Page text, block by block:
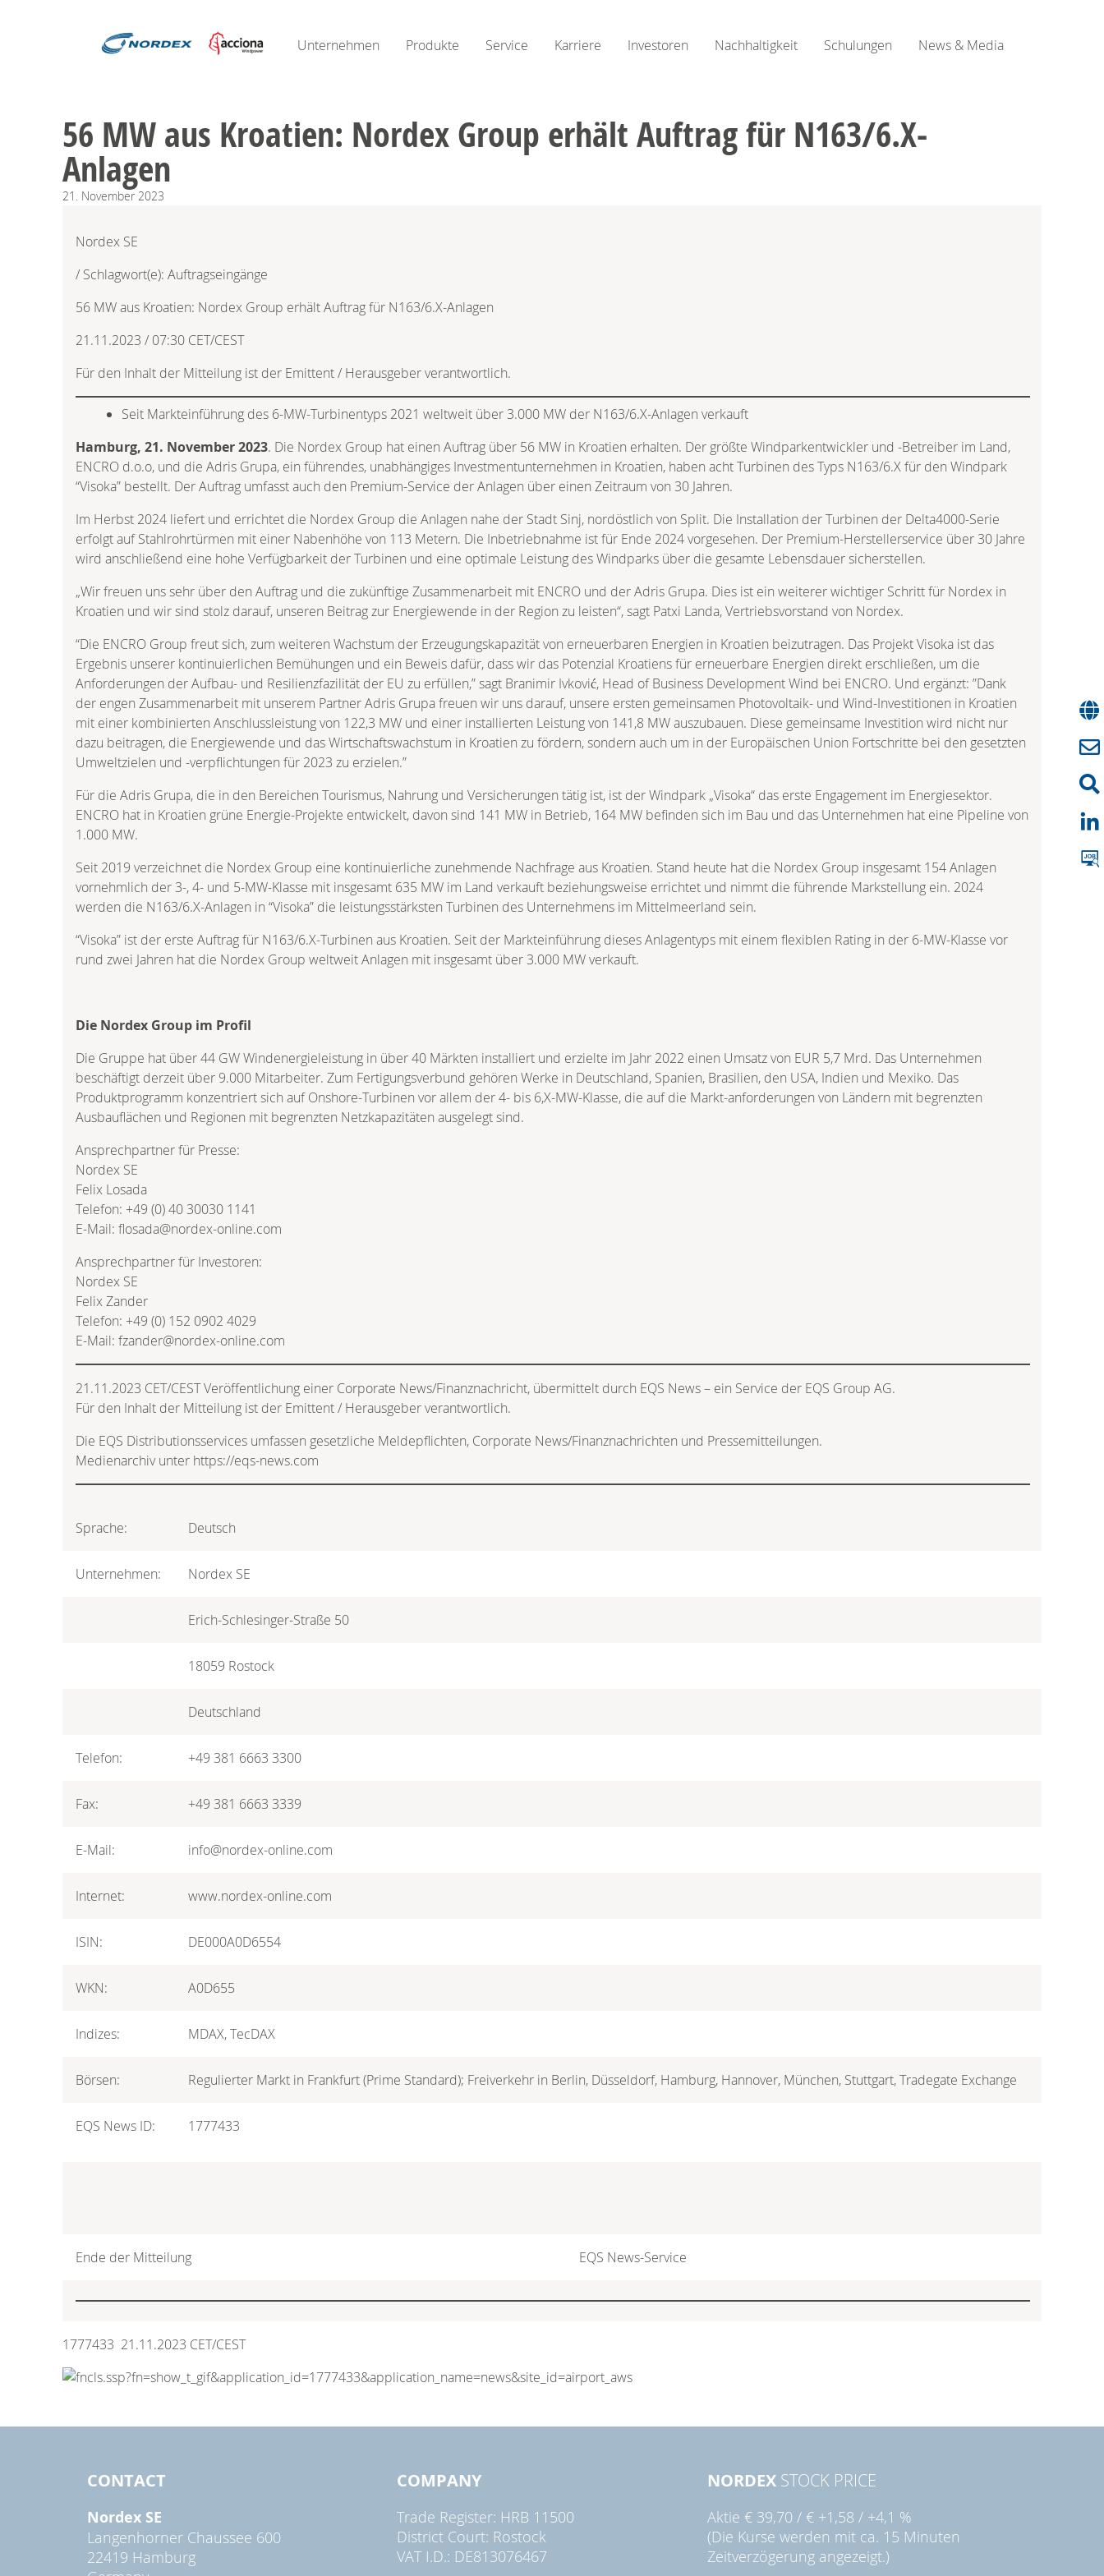
Unternehmen Produkte Service Karriere Investoren Nachhaltigkeit Schulungen News & Media
56 MW aus Kroatien: Nordex Group erhält Auftrag für N163/6.X-
Anlagen
21. November 2023
Nordex SE
/ Schlagwort(e): Auftragseingänge
56 MW aus Kroatien: Nordex Group erhält Auftrag für N163/6.X-Anlagen
21.11.2023 / 07:30 CET/CEST
Für den Inhalt der Mitteilung ist der Emittent / Herausgeber verantwortlich.
Seit Markteinführung des 6-MW-Turbinentyps 2021 weltweit über 3.000 MW der N163/6.X-Anlagen verkauft
Hamburg, 21. November 2023. Die Nordex Group hat einen Auftrag über 56 MW in Kroatien erhalten. Der größte Windparkentwickler und -Betreiber im Land,
ENCRO d.o.o, und die Adris Grupa, ein führendes, unabhängiges Investmentunternehmen in Kroatien, haben acht Turbinen des Typs N163/6.X für den Windpark
“Visoka” bestellt. Der Auftrag umfasst auch den Premium-Service der Anlagen über einen Zeitraum von 30 Jahren.
Im Herbst 2024 liefert und errichtet die Nordex Group die Anlagen nahe der Stadt Sinj, nordöstlich von Split. Die Installation der Turbinen der Delta4000-Serie
erfolgt auf Stahlrohrtürmen mit einer Nabenhöhe von 113 Metern. Die Inbetriebnahme ist für Ende 2024 vorgesehen. Der Premium-Herstellerservice über 30 Jahre
wird anschließend eine hohe Verfügbarkeit der Turbinen und eine optimale Leistung des Windparks über die gesamte Lebensdauer sicherstellen.
„Wir freuen uns sehr über den Auftrag und die zukünftige Zusammenarbeit mit ENCRO und der Adris Grupa. Dies ist ein weiterer wichtiger Schritt für Nordex in
Kroatien und wir sind stolz darauf, unseren Beitrag zur Energiewende in der Region zu leisten“, sagt Patxi Landa, Vertriebsvorstand von Nordex.
“Die ENCRO Group freut sich, zum weiteren Wachstum der Erzeugungskapazität von erneuerbaren Energien in Kroatien beizutragen. Das Projekt Visoka ist das
Ergebnis unserer kontinuierlichen Bemühungen und ein Beweis dafür, dass wir das Potenzial Kroatiens für erneuerbare Energien direkt erschließen, um die
Anforderungen der Aufbau- und Resilienzfazilität der EU zu erfüllen,” sagt Branimir Ivković, Head of Business Development Wind bei ENCRO. Und ergänzt: ”Dank
der engen Zusammenarbeit mit unserem Partner Adris Grupa freuen wir uns darauf, unsere ersten gemeinsamen Photovoltaik- und Wind-Investitionen in Kroatien
mit einer kombinierten Anschlussleistung von 122,3 MW und einer installierten Leistung von 141,8 MW auszubauen. Diese gemeinsame Investition wird nicht nur
dazu beitragen, die Energiewende und das Wirtschaftswachstum in Kroatien zu fördern, sondern auch um in der Europäischen Union Fortschritte bei den gesetzten
Umweltzielen und -verpflichtungen für 2023 zu erzielen.”
Für die Adris Grupa, die in den Bereichen Tourismus, Nahrung und Versicherungen tätig ist, ist der Windpark „Visoka“ das erste Engagement im Energiesektor.
ENCRO hat in Kroatien grüne Energie-Projekte entwickelt, davon sind 141 MW in Betrieb, 164 MW befinden sich im Bau und das Unternehmen hat eine Pipeline von
1.000 MW.
Seit 2019 verzeichnet die Nordex Group eine kontinuierliche zunehmende Nachfrage aus Kroatien. Stand heute hat die Nordex Group insgesamt 154 Anlagen
vornehmlich der 3-, 4- und 5-MW-Klasse mit insgesamt 635 MW im Land verkauft beziehungsweise errichtet und nimmt die führende Markstellung ein. 2024
werden die N163/6.X-Anlagen in “Visoka” die leistungsstärksten Turbinen des Unternehmens im Mittelmeerland sein.
“Visoka” ist der erste Auftrag für N163/6.X-Turbinen aus Kroatien. Seit der Markteinführung dieses Anlagentyps mit einem flexiblen Rating in der 6-MW-Klasse vor
rund zwei Jahren hat die Nordex Group weltweit Anlagen mit insgesamt über 3.000 MW verkauft.
Die Nordex Group im Profil
Die Gruppe hat über 44 GW Windenergieleistung in über 40 Märkten installiert und erzielte im Jahr 2022 einen Umsatz von EUR 5,7 Mrd. Das Unternehmen
beschäftigt derzeit über 9.000 Mitarbeiter. Zum Fertigungsverbund gehören Werke in Deutschland, Spanien, Brasilien, den USA, Indien und Mexiko. Das
Produktprogramm konzentriert sich auf Onshore-Turbinen vor allem der 4- bis 6,X-MW-Klasse, die auf die Markt-anforderungen von Ländern mit begrenzten
Ausbauflächen und Regionen mit begrenzten Netzkapazitäten ausgelegt sind.
Ansprechpartner für Presse:
Nordex SE
Felix Losada
Telefon: +49 (0) 40 30030 1141
E-Mail: flosada@nordex-online.com
Ansprechpartner für Investoren:
Nordex SE
Felix Zander
Telefon: +49 (0) 152 0902 4029
E-Mail: fzander@nordex-online.com
21.11.2023 CET/CEST Veröffentlichung einer Corporate News/Finanznachricht, übermittelt durch EQS News – ein Service der EQS Group AG.
Für den Inhalt der Mitteilung ist der Emittent / Herausgeber verantwortlich.
Die EQS Distributionsservices umfassen gesetzliche Meldepflichten, Corporate News/Finanznachrichten und Pressemitteilungen.
Medienarchiv unter https://eqs-news.com
Sprache: Deutsch
Unternehmen: Nordex SE
Erich-Schlesinger-Straße 50
18059 Rostock
Deutschland
Telefon: +49 381 6663 3300
Fax: +49 381 6663 3339
E-Mail: info@nordex-online.com
Internet: www.nordex-online.com
ISIN: DE000A0D6554
WKN: A0D655
Indizes: MDAX, TecDAX
Börsen: Regulierter Markt in Frankfurt (Prime Standard); Freiverkehr in Berlin, Düsseldorf, Hamburg, Hannover, München, Stuttgart, Tradegate Exchange
EQS News ID: 1777433
Ende der Mitteilung EQS News-Service
1777433 21.11.2023 CET/CEST
CONTACT
Nordex SE
Langenhorner Chaussee 600
22419 Hamburg
COMPANY
Trade Register: HRB 11500
District Court: Rostock
VAT I.D.: DE813076467
NORDEXSTOCK PRICE
Aktie € 39,70 / € +1,58 / +4,1 %
(Die Kurse werden mit ca. 15 Minuten
Zeitverzögerung angezeigt.)